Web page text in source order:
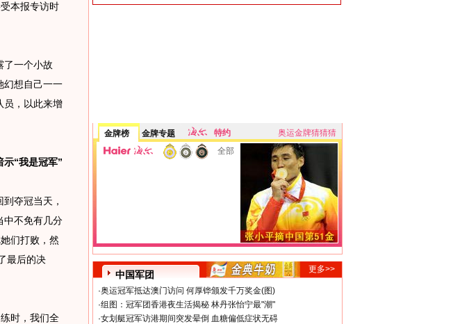
本报专访时
了一个小故
幻想自己一一
员，以此来增
示“我是冠军”
夺冠当天，
中不免有几分
们打败，然
最后的决
时，我们全
金牌榜 金牌专题 特约
奥运金牌猜猜猜
全部
中国军团
更多>>
·奥运冠军抵达澳门访问 何厚铧颁发千万奖金(图)
·组图：冠军团香港夜生活揭秘 林丹张怡宁最"潮"
·女划艇冠军访港期间突发晕倒 血糖偏低症状无碍